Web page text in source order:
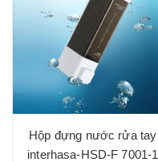
Hộp đựng nước rửa tay
interhasa-HSD-F 7001-1